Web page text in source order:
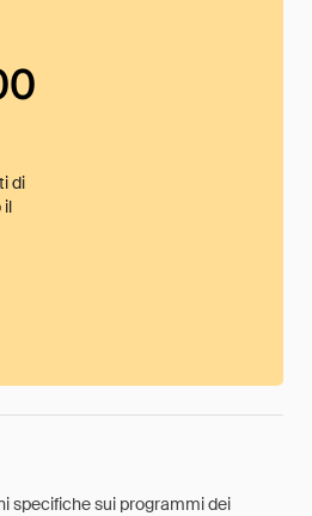
di
il
specifiche sui programmi dei